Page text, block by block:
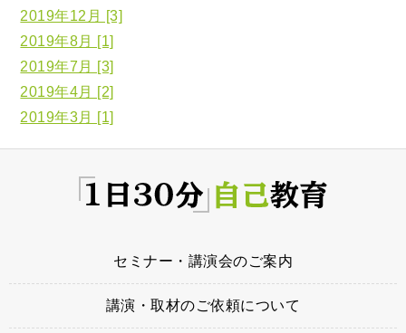
2019年12月 [3]
2019年8月 [1]
2019年7月 [3]
2019年4月 [2]
2019年3月 [1]
セミナー・講演会のご案内
講演・取材のご依頼について